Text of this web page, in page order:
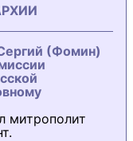
(Фомин)
митрополит